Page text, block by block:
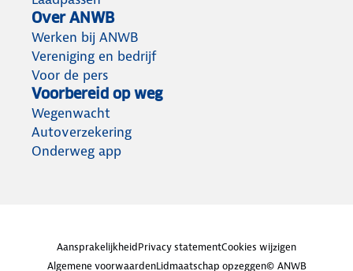
Over ANWB
Werken bij ANWB
Vereniging en bedrijf
Voor de pers
Voorbereid op weg
Wegenwacht
Autoverzekering
Onderweg app
AansprakelijkheidPrivacy statementCookies wijzigen
Algemene voorwaardenLidmaatschap opzeggen© ANWB